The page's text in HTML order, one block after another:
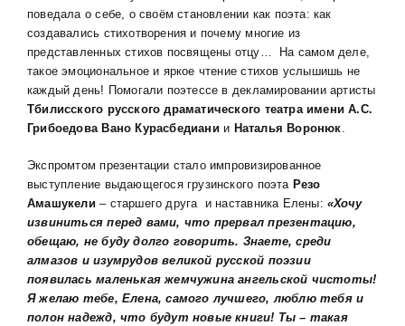
поведала о себе, о своём становлении как поэта: как
создавались стихотворения и почему многие из
представленных стихов посвящены отцу… На самом деле,
такое эмоциональное и яркое чтение стихов услышишь не
каждый день! Помогали поэтессе в декламировании артисты
Тбилисского русского драматического театра имени А.С.
Грибоедова Вано Курасбедиани и Наталья Воронюк
Экспромтом презентации стало импровизированное
выступление выдающегося грузинского поэта Резо
Амашукели – старшего друга и наставника Елены:«Хочу
извиниться перед вами, что прервал презентацию,
обещаю, не буду долго говорить. Знаете, среди
алмазов и изумрудов великой русской поэзии
появилась маленькая жемчужина ангельской чистоты!
Я желаю тебе, Елена, самого лучшего, люблю тебя и
полон надежд, что будут новые книги! Ты – такая